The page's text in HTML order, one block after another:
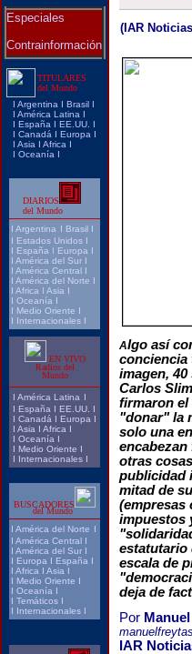
Especiales
Contrainformación
TITULARES
del Mundo
I Argentina I Brasil I
I América Latina I
I España I EE.UU.
I
I Canadá I Europa I
I Asia I Africa I
I Oceanía I
DIARIOS
del Mundo
I Argentina I Brasil I
I Estados Unidos I
I España I Europa I
I América del Sur I
I América Central I
I América del Norte I
I Africa I Asia I
I Oceanía I
I Medio Oriente I
I Internacionales I
EN VIVO
Radios del
Mundo
I América Latina I
I España I EE.UU.
I
I Canadá I Europa I
I Asia I Africa I
I Oceanía I
I Medio Oriente I
I Internacionales I
BUSCADORES
del Mundo
I América del Norte I
I América Central I
I América del Sur I
I Europa I España I
I Africa I Asia I
I Medio Oriente I
I Oceanía I
I Temáticos I
I Internacionales I
(IAR
Algo así
conciencia
imagen,
Carlos
firmaron el
"donar" la
solo una
otras
publicidad
mitad de
(empresas
impuestos
estatutario
escala de
deja de
Por
IAR